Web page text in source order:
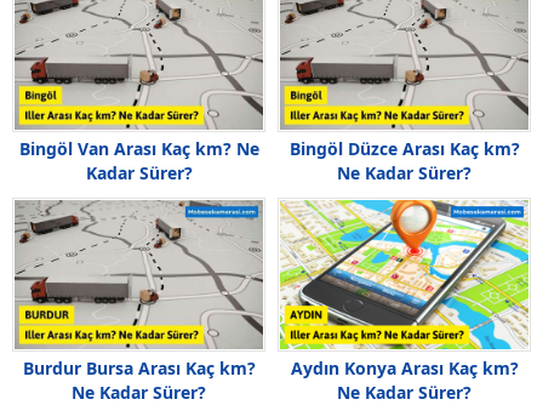
Bingöl Van Arası Kaç km? Ne
Kadar Sürer?
Bingöl Düzce Arası Kaç km?
Ne Kadar Sürer?
Burdur Bursa Arası Kaç km?
Ne Kadar Sürer?
Aydın Konya Arası Kaç km?
Ne Kadar Sürer?